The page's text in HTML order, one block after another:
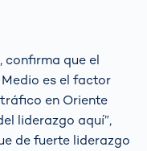
confirma que el
es el factor
en Oriente
liderazgo aquí”,
de fuerte liderazgo